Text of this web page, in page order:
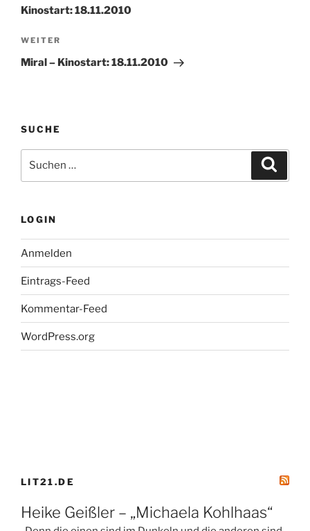
Kinostart: 18.11.2010
Nächster
Beitrag
WEITER
Miral – Kinostart: 18.11.2010
SUCHE
nach:
LOGIN
Anmelden
Eintrags-Feed
Kommentar-Feed
WordPress.org
LIT21.DE
Heike Geißler – „Michaela Kohlhaas“